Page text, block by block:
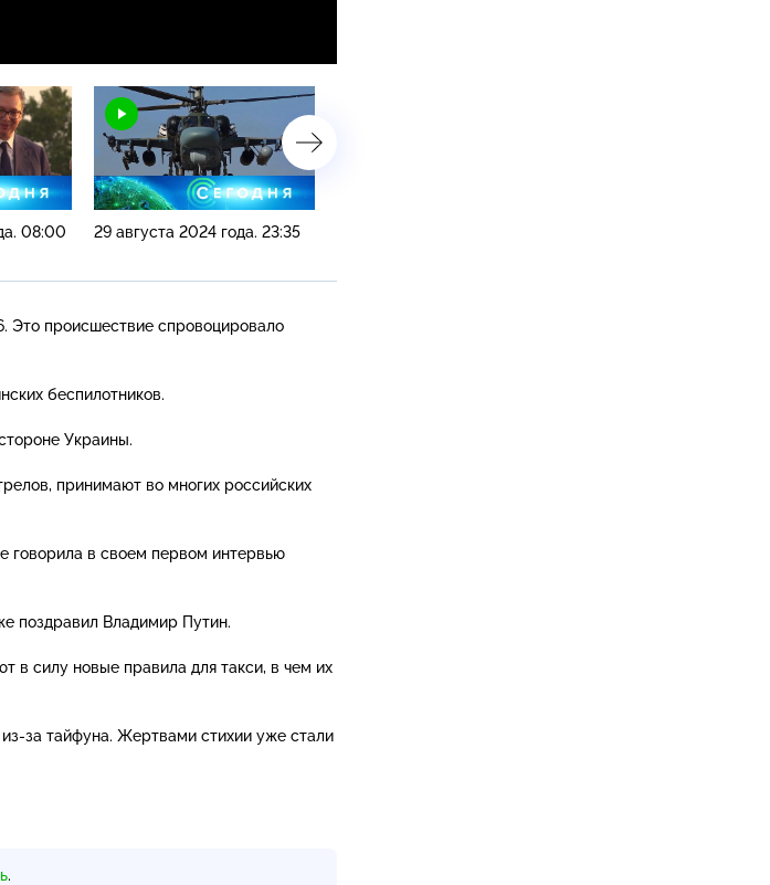
08:00 29 августа 2024 года. 23:35
. Это происшествие спровоцировало
беспилотников.
Украины.
принимают во многих российских
говорила в своем первом интервью
поздравил Владимир Путин.
в силу новые правила для такси, в чем их
из-за тайфуна. Жертвами стихии уже стали
.